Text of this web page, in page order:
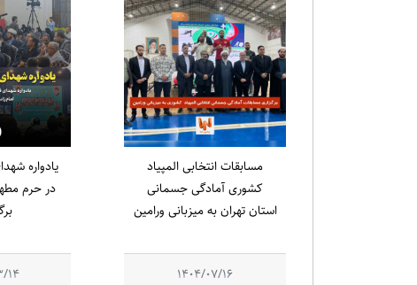
مسابقات انتخابی المپیاد
کشوری آمادگی جسمانی
استان تهران به میزبانی ورامین
1404/07/16
در حرم
14